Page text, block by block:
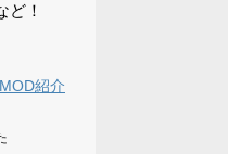
ど！
紹介